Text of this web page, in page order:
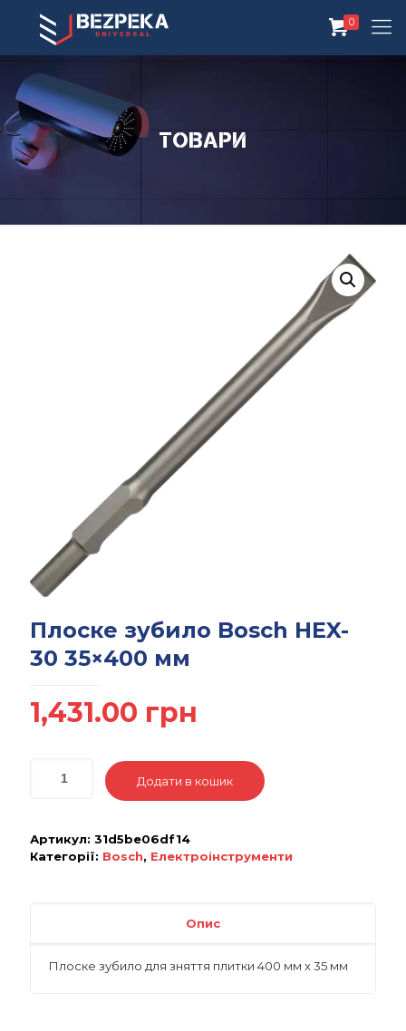
0
Товари
Плоске зубило Bosch HEX-
30 35×400 мм
1,431.00 грн
Додати в кошик
Артикул: 31d5be06df14
Категорії: Bosch, Електроінструменти
Опис
Плоске зубило для зняття плитки 400 мм x 35 мм